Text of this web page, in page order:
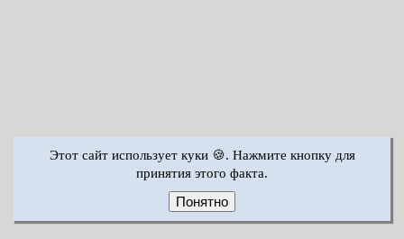
Этот сайт использует куки 🍪. Нажмите кнопку для
принятия этого факта.
Понятно